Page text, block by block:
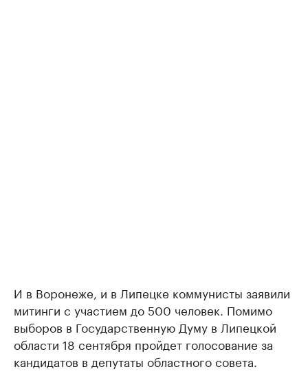
И в Воронеже, и в Липецке коммунисты заявили
митинги с участием до 500 человек. Помимо
выборов в Государственную Думу в Липецкой
области 18 сентября пройдет голосование за
кандидатов в депутаты областного совета.